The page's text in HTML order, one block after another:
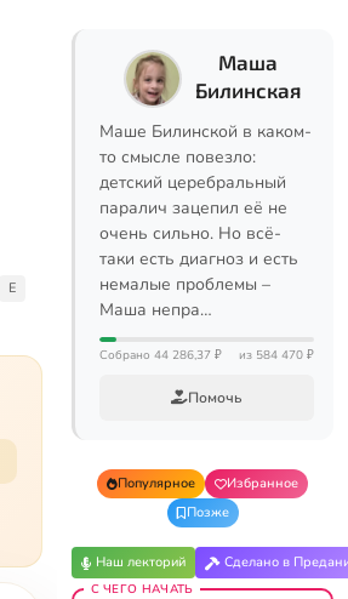
E
Маша
Билинская
Маше Билинской в каком-
то смысле повезло:
детский церебральный
паралич зацепил её не
очень сильно. Но всё-
таки есть диагноз и есть
немалые проблемы –
Маша непра…
Собрано 44 286,37 ₽ из 584 470 ₽
Помочь
Популярное
Избранное
Позже
Наш лекторий Сделано в
С ЧЕГО НАЧАТЬ